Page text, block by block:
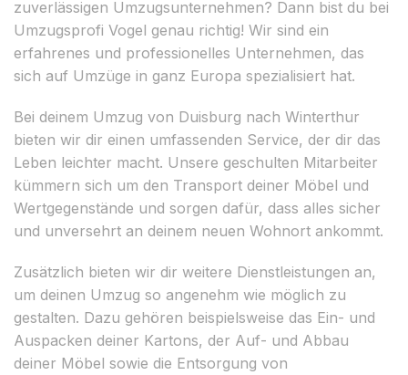
zuverlässigen Umzugsunternehmen? Dann bist du bei
Umzugsprofi Vogel genau richtig! Wir sind ein
erfahrenes und professionelles Unternehmen, das
sich auf Umzüge in ganz Europa spezialisiert hat.
Bei deinem Umzug von Duisburg nach Winterthur
bieten wir dir einen umfassenden Service, der dir das
Leben leichter macht. Unsere geschulten Mitarbeiter
kümmern sich um den Transport deiner Möbel und
Wertgegenstände und sorgen dafür, dass alles sicher
und unversehrt an deinem neuen Wohnort ankommt.
Zusätzlich bieten wir dir weitere Dienstleistungen an,
um deinen Umzug so angenehm wie möglich zu
gestalten. Dazu gehören beispielsweise das Ein- und
Auspacken deiner Kartons, der Auf- und Abbau
deiner Möbel sowie die Entsorgung von